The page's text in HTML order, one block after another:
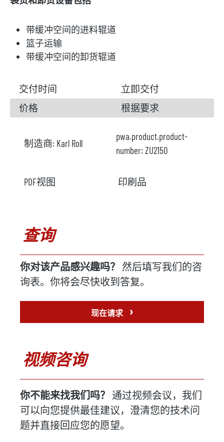
带缓冲空间的进料辊道
篮子运输
带缓冲空间的卸货辊道
交付时间
立即交付
价格
根据要求
制造商: Karl Roll
pwa.product.product-
number: ZU2150
PDF视图 印刷品
查询
你对该产品感兴趣吗？
然后填写我们的咨
询表。你将会尽快收到答复。
现在请求 ›
视频咨询
你不能来找我们吗？ 通过视频会议，我们
可以向您提供最佳建议，澄清您的技术问
题并直接回应您的愿望。